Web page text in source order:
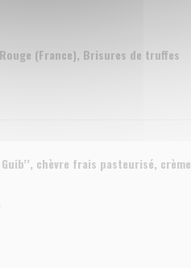
(France), Brisures de truffes
chèvre frais pasteurisé, crème